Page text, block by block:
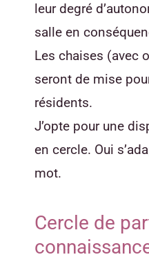
leur degré
salle en
Les chaises (avec
seront de mise
résidents.
J’opte pour une
en cercle. Oui
mot.
Cercle de